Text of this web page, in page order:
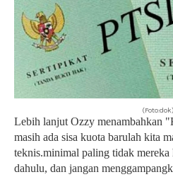
(Foto:dok)
Lebih lanjut Ozzy menambahkan
masih ada sisa kuota barulah kita
teknis.minimal paling tidak mereka
dahulu, dan jangan